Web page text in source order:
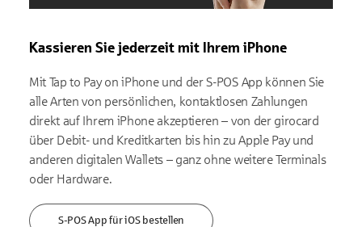
Kassieren Sie jederzeit mit Ihrem iPhone
Mit Tap to Pay on iPhone und der S-POS App können Sie
alle Arten von persönlichen, kontaktlosen Zahlungen
direkt auf Ihrem iPhone akzeptieren – von der girocard
über Debit- und Kreditkarten bis hin zu Apple Pay und
anderen digitalen Wallets – ganz ohne weitere Terminals
oder Hardware.
S-POS App für iOS bestellen